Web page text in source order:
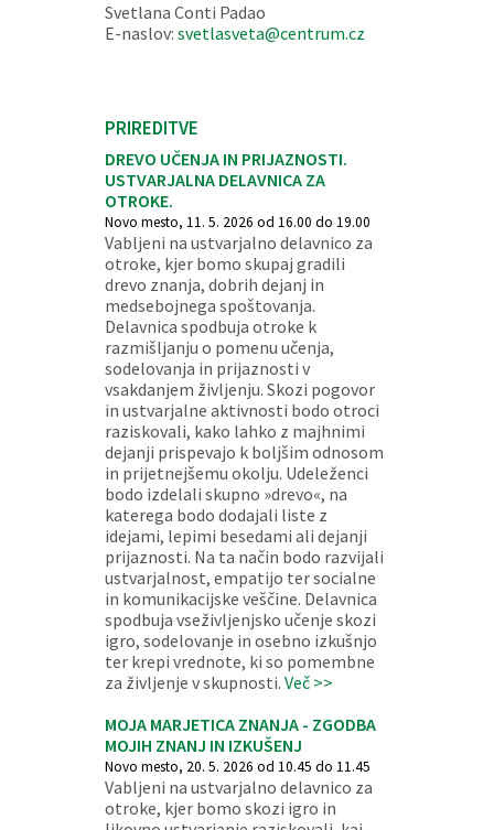
Svetlana Conti Padao
E-naslov: svetlasveta@centrum.cz
PRIREDITVE
DREVO UČENJA IN PRIJAZNOSTI.
USTVARJALNA DELAVNICA ZA
OTROKE.
Novo mesto, 11. 5. 2026 od 16.00 do 19.00
Vabljeni na ustvarjalno delavnico za
otroke, kjer bomo skupaj gradili
drevo znanja, dobrih dejanj in
medsebojnega spoštovanja.
Delavnica spodbuja otroke k
razmišljanju o pomenu učenja,
sodelovanja in prijaznosti v
vsakdanjem življenju. Skozi pogovor
in ustvarjalne aktivnosti bodo otroci
raziskovali, kako lahko z majhnimi
dejanji prispevajo k boljšim odnosom
in prijetnejšemu okolju. Udeleženci
bodo izdelali skupno »drevo«, na
katerega bodo dodajali liste z
idejami, lepimi besedami ali dejanji
prijaznosti. Na ta način bodo razvijali
ustvarjalnost, empatijo ter socialne
in komunikacijske veščine. Delavnica
spodbuja vseživljenjsko učenje skozi
igro, sodelovanje in osebno izkušnjo
ter krepi vrednote, ki so pomembne
za življenje v skupnosti. Več >>
MOJA MARJETICA ZNANJA - ZGODBA
MOJIH ZNANJ IN IZKUŠENJ
Novo mesto, 20. 5. 2026 od 10.45 do 11.45
Vabljeni na ustvarjalno delavnico za
otroke, kjer bomo skozi igro in